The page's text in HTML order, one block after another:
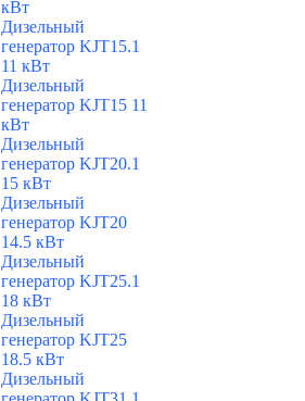
кВт
Дизельный
генератор KJT15.1
11 кВт
Дизельный
генератор KJT15 11
кВт
Дизельный
генератор KJT20.1
15 кВт
Дизельный
генератор KJT20
14.5 кВт
Дизельный
генератор KJT25.1
18 кВт
Дизельный
генератор KJT25
18.5 кВт
Дизельный